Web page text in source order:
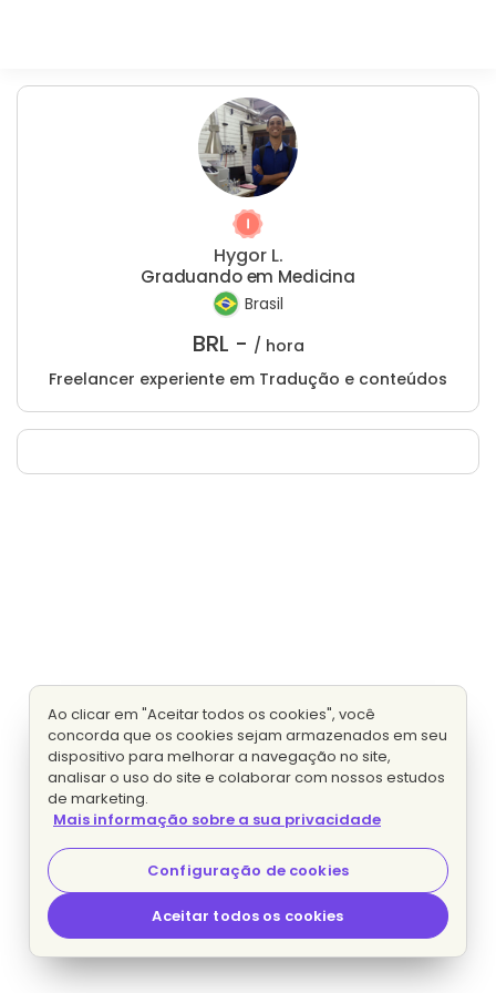
Hygor L.
Graduando em Medicina
Brasil
BRL - / hora
Freelancer experiente em Tradução e conteúdos
Ao clicar em "Aceitar todos os cookies", você
concorda que os cookies sejam armazenados em seu
dispositivo para melhorar a navegação no site,
analisar o uso do site e colaborar com nossos estudos
de marketing.
Mais informação sobre a sua privacidade
Configuração de cookies
Aceitar todos os cookies